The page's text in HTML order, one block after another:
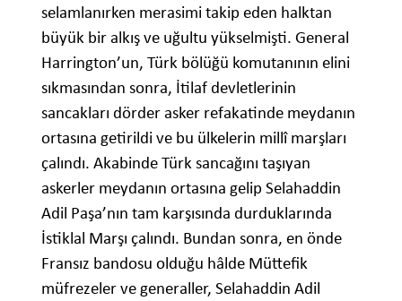
selamlanırken merasimi takip eden halktan
büyük bir alkış ve uğultu yükselmişti. General
Harrington’un, Türk bölüğü komutanının elini
sıkmasından sonra, İtilaf devletlerinin
sancakları dörder asker refakatinde meydanın
ortasına getirildi ve bu ülkelerin millî marşları
çalındı. Akabinde Türk sancağını taşıyan
askerler meydanın ortasına gelip Selahaddin
Adil Paşa’nın tam karşısında durduklarında
İstiklal Marşı çalındı. Bundan sonra, en önde
Fransız bandosu olduğu hâlde Müttefik
müfrezeler ve generaller, Selahaddin Adil